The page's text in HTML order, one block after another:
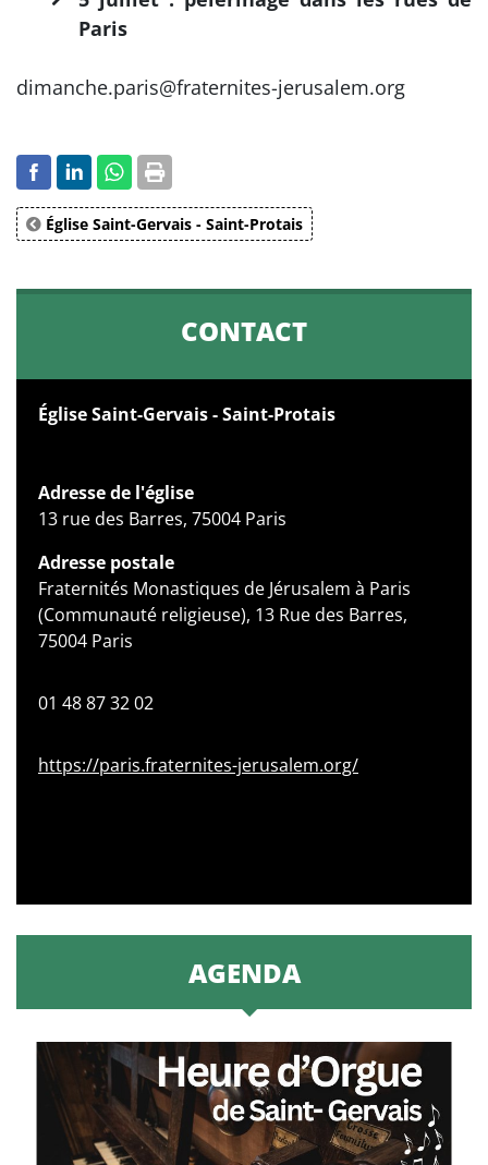
Paris
dimanche.paris@fraternites-jerusalem.org
Église Saint-Gervais - Saint-Protais
CONTACT
Église Saint-Gervais - Saint-Protais
Adresse de l'église
13 rue des Barres, 75004 Paris
Adresse postale
Fraternités Monastiques de Jérusalem à Paris
(Communauté religieuse), 13 Rue des Barres,
75004 Paris
01 48 87 32 02
https://paris.fraternites-jerusalem.org/
AGENDA